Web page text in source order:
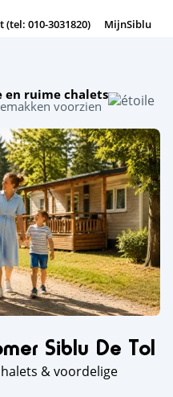
DE FR IE EN
IE EN
(tel: 010-3031820) MijnSiblu
en ruime chalets
voorzien
Kampeerplaats
Siblu De Tol
& voordelige